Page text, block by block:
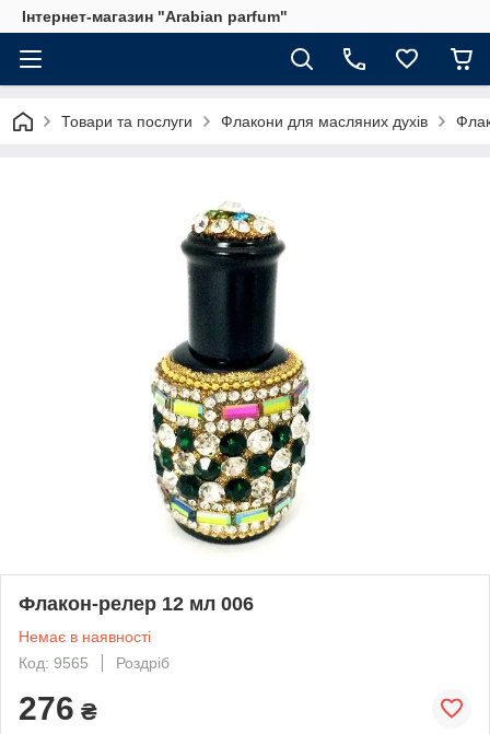
Інтернет-магазин "Arabian parfum"
Товари та послуги Флакони для масляних духів
Флакон-релер 12 мл 006
Немає в наявності
Код: 9565
Роздріб
276 ₴